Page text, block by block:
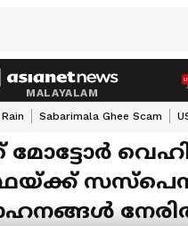
MALAYALAM
Sabarimala Ghee Scam